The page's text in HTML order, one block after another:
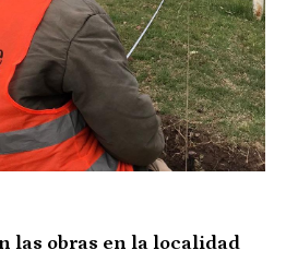
las obras en la localidad